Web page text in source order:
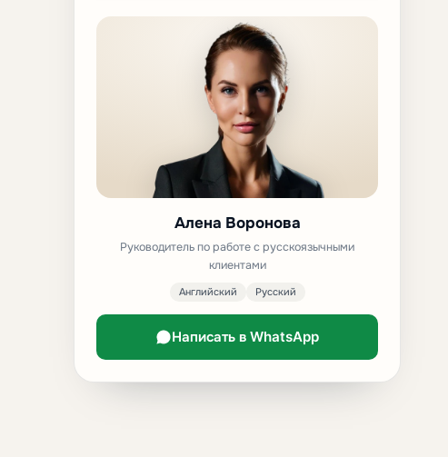
Алена Воронова
Руководитель по работе с русскоязычными
клиентами
Английский Русский
Написать в WhatsApp